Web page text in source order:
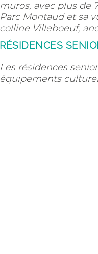
muros, avec plus de
Parc Montaud et sa
colline Villeboeuf,
RÉSIDENCES
Les résidences
équipements